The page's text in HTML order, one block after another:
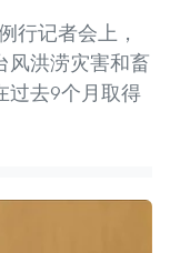
行记者会上，
风洪涝灾害和畜
过去9个月取得